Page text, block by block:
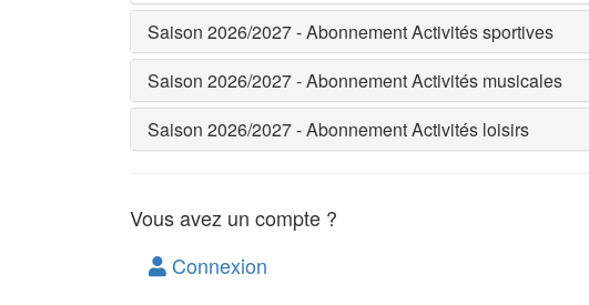
Saison 2026/2027 - Abonnement Activités sportives
Saison 2026/2027 - Abonnement Activités musicales
Saison 2026/2027 - Abonnement Activités loisirs
Vous avez un compte ?
Connexion